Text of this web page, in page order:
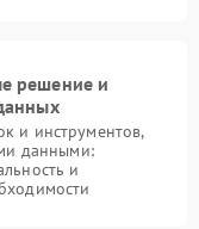
решение и
и инструментов,
данными:
и